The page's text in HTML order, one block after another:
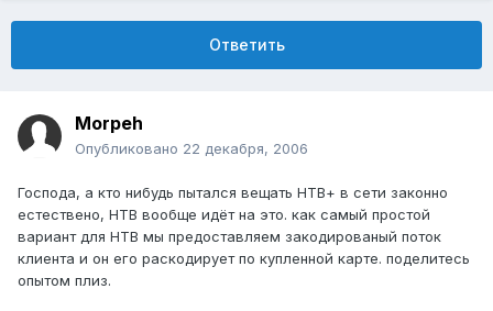
Ответить
Morpeh
Опубликовано 22 декабря, 2006
Господа, а кто нибудь пытался вещать НТВ+ в сети законно
естествено, НТВ вообще идёт на это. как самый простой
вариант для НТВ мы предоставляем закодированый поток
клиента и он его раскодирует по купленной карте. поделитесь
опытом плиз.